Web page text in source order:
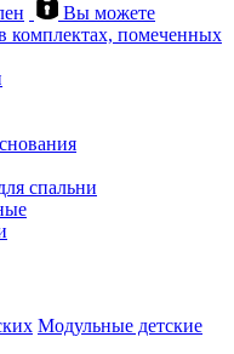
Вы можете
комплектах, помеченных
спальни
Модульные детские